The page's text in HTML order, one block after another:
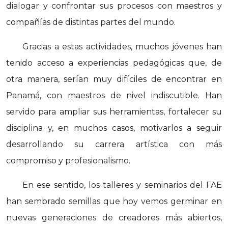
dialogar y confrontar sus procesos con maestros y
compañías de distintas partes del mundo.
Gracias a estas actividades, muchos jóvenes han
tenido acceso a experiencias pedagógicas que, de
otra manera, serían muy difíciles de encontrar en
Panamá, con maestros de nivel indiscutible. Han
servido para ampliar sus herramientas, fortalecer su
disciplina y, en muchos casos, motivarlos a seguir
desarrollando su carrera artística con más
compromiso y profesionalismo.
En ese sentido, los talleres y seminarios del FAE
han sembrado semillas que hoy vemos germinar en
nuevas generaciones de creadores más abiertos,